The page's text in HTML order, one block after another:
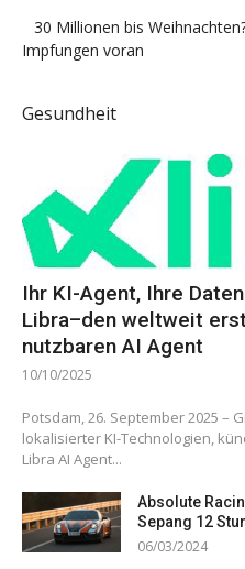
30 Millionen bis
Impfungen voran
Gesundheit
Ihr KI-Agent, Ihre
Libra–den weltweit
nutzbaren AI Agent
10/10/2025
Potsdam, 26. September 2025 –
lokalisierter KI-Technologien,
Libra AI Agent...
Absolute
Sepang 12
06/03/2024